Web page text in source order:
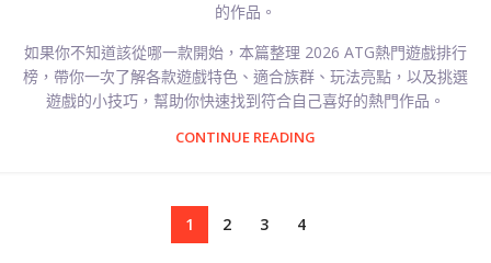
的作品。
如果你不知道該從哪一款開始，本篇整理 2026 ATG熱門遊戲排行
榜，帶你一次了解各款遊戲特色、適合族群、玩法亮點，以及挑選
遊戲的小技巧，幫助你快速找到符合自己喜好的熱門作品。
CONTINUE READING
1 2 3 4